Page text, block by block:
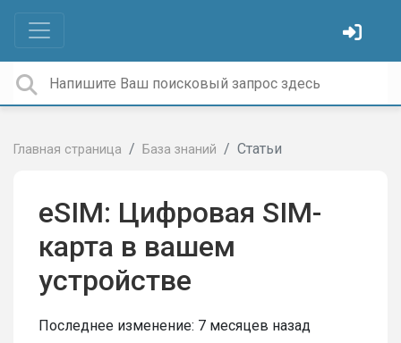
Главная страница База знаний Статьи
eSIM: Цифровая SIM-
карта в вашем
устройстве
Последнее изменение: 7 месяцев назад